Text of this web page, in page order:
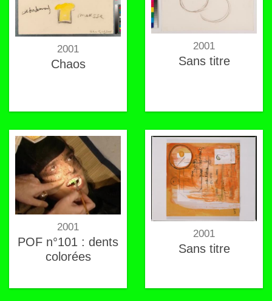
2001
Chaos
2001
Sans titre
2001
POF n°101 : dents
colorées
2001
Sans titre